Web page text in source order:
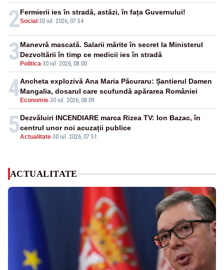
2Social -30 iul. 2026, 07:54
Fermierii ies în stradă, astăzi, în fața Guvernului!
3 Politica-30 iul. 2026, 08:00
Manevră mascată. Salarii mărite în secret la Ministerul
Dezvoltării în timp ce medicii ies în stradă
4 Economie-30 iul. 2026, 08:09
Ancheta explozivă Ana Maria Păcuraru: Șantierul Damen
Mangalia, dosarul care scufundă apărarea României
5Actualitate-30 iul. 2026, 07:51
Dezvăluiri INCENDIARE marca Rizea TV: Ion Bazac, în
centrul unor noi acuzații publice
ACTUALITATE